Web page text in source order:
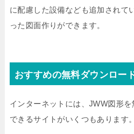
に配慮した設備なども追加されて
った図面作りができます。
おすすめの無料ダウンロー
インターネットには、JWW図形
できるサイトがいくつもあります。